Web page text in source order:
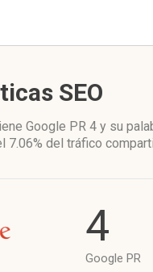
SEO
Google PR 4 y su
7.06% del tráfico
4
Google PR